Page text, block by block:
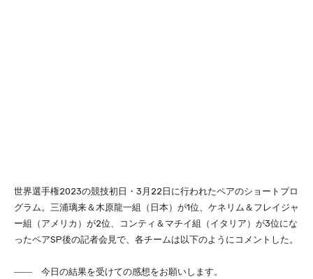
世界選手権2023の競技初日・3月22日に行われたペアのショートプロ
グラム。三浦璃来＆木原龍一組（日本）が1位、ケネリム＆フレイジャ
ー組（アメリカ）が2位、コンティ＆マチイ組（イタリア）が3位にな
ったペアSP後の記者会見で、各チームは以下のようにコメントした。
―― 今日の結果を受けての感想をお願いします。